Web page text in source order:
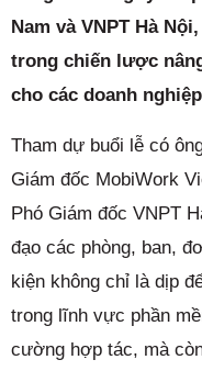
Nam và VNPT Hà
trong chiến lược
cho các doanh
Tham dự buổi lễ có
Giám đốc MobiWork
Phó Giám đốc VNPT
đạo các phòng, ban,
kiện không chỉ là dịp
trong lĩnh vực phần
cường hợp tác, mà